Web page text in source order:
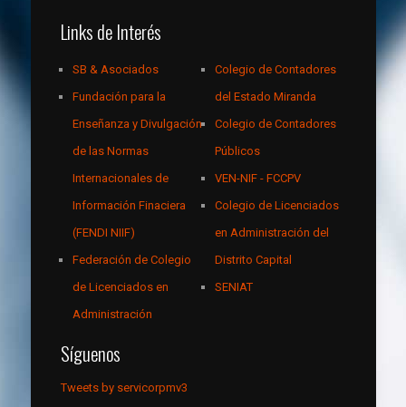
Links de Interés
SB & Asociados
Fundación para la
Enseñanza y Divulgación
de las Normas
Internacionales de
Información Finaciera
(FENDI NIIF)
Federación de Colegio
de Licenciados en
Administración
Colegio de Contadores
del Estado Miranda
Colegio de Contadores
Públicos
VEN-NIF - FCCPV
Colegio de Licenciados
en Administración del
Distrito Capital
SENIAT
Síguenos
Tweets by servicorpmv3